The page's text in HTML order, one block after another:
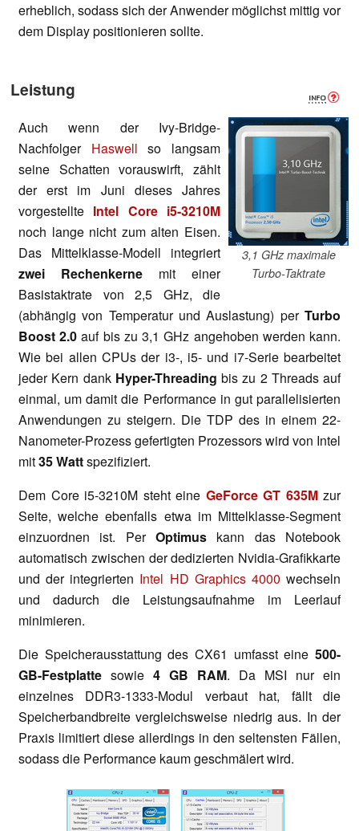
erheblich, sodass sich der Anwender möglichst mittig vor
dem Display positionieren sollte.
Leistung
3,1 GHz maximale
Turbo-Taktrate
Auch wenn der Ivy-Bridge-
Nachfolger Haswell so langsam
seine Schatten vorauswirft, zählt
der erst im Juni dieses Jahres
vorgestellte Intel Core i5-3210M
noch lange nicht zum alten Eisen.
Das Mittelklasse-Modell integriert
zwei Rechenkerne mit einer
Basistaktrate von 2,5 GHz, die
(abhängig von Temperatur und Auslastung) per Turbo
Boost 2.0 auf bis zu 3,1 GHz angehoben werden kann.
Wie bei allen CPUs der i3-, i5- und i7-Serie bearbeitet
jeder Kern dank Hyper-Threading bis zu 2 Threads auf
einmal, um damit die Performance in gut parallelisierten
Anwendungen zu steigern. Die TDP des in einem 22-
Nanometer-Prozess gefertigten Prozessors wird von Intel
mit35 Wattspezifiziert.
Dem Core i5-3210M steht eine GeForce GT 635Mzur
Seite, welche ebenfalls etwa im Mittelklasse-Segment
einzuordnen ist. Per Optimus kann das Notebook
automatisch zwischen der dedizierten Nvidia-Grafikkarte
und der integrierten Intel HD Graphics 4000 wechseln
und dadurch die Leistungsaufnahme im Leerlauf
minimieren.
Die Speicherausstattung des CX61 umfasst eine 500-
GB-Festplatte sowie 4 GB RAM. Da MSI nur ein
einzelnes DDR3-1333-Modul verbaut hat, fällt die
Speicherbandbreite vergleichsweise niedrig aus. In der
Praxis limitiert diese allerdings in den seltensten Fällen,
sodass die Performance kaum geschmälert wird.